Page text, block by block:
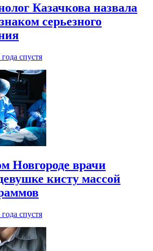
Казачкова назвала
серьезного
года спустя
Новгороде врачи
кисту массой
года спустя